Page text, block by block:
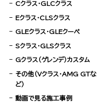
Cクラス・GLCクラス
Eクラス・CLSクラス
GLEクラス・GLEクーペ
Sクラス・GLSクラス
Gクラス（ゲレンデ）カスタム
その他（Vクラス・AMG GTな
ど）
動画で見る施工事例